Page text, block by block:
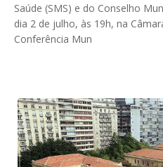
Saúde (SMS) e do Conselho
dia 2 de julho, às 19h, na
Conferência Mun